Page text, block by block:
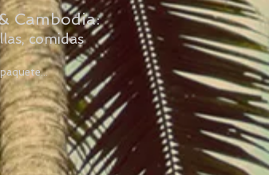
Cambodia:
comidas